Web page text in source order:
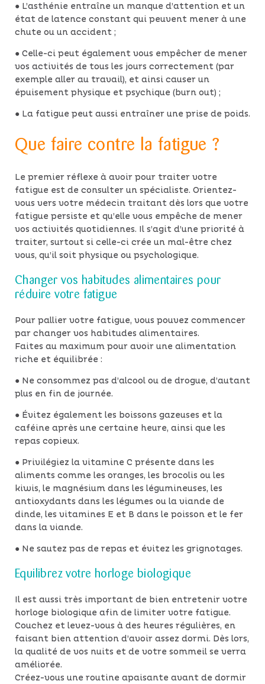
● L’asthénie entraîne un manque d’attention et un
état de latence constant qui peuvent mener à une
chute ou un accident ;
● Celle-ci peut également vous empêcher de mener
vos activités de tous les jours correctement (par
exemple aller au travail), et ainsi causer un
épuisement physique et psychique (burn out) ;
● La fatigue peut aussi entraîner une prise de poids.
Que faire contre la fatigue ?
Le premier réflexe à avoir pour traiter votre
fatigue est de consulter un spécialiste. Orientez-
vous vers votre médecin traitant dès lors que votre
fatigue persiste et qu’elle vous empêche de mener
vos activités quotidiennes. Il s’agit d’une priorité à
traiter, surtout si celle-ci crée un mal-être chez
vous, qu’il soit physique ou psychologique.
Changer vos habitudes alimentaires pour
réduire votre fatigue
Pour pallier votre fatigue, vous pouvez commencer
par changer vos habitudes alimentaires.
Faites au maximum pour avoir une alimentation
riche et équilibrée :
● Ne consommez pas d’alcool ou de drogue, d’autant
plus en fin de journée.
● Évitez également les boissons gazeuses et la
caféine après une certaine heure, ainsi que les
repas copieux.
● Privilégiez la vitamine C présente dans les
aliments comme les oranges, les brocolis ou les
kiwis, le magnésium dans les légumineuses, les
antioxydants dans les légumes ou la viande de
dinde, les vitamines E et B dans le poisson et le fer
dans la viande.
● Ne sautez pas de repas et évitez les grignotages.
Equilibrez votre horloge biologique
Il est aussi très important de bien entretenir votre
horloge biologique afin de limiter votre fatigue.
Couchez et levez-vous à des heures régulières, en
faisant bien attention d’avoir assez dormi. Dès lors,
la qualité de vos nuits et de votre sommeil se verra
améliorée.
Créez-vous une routine apaisante avant de dormir